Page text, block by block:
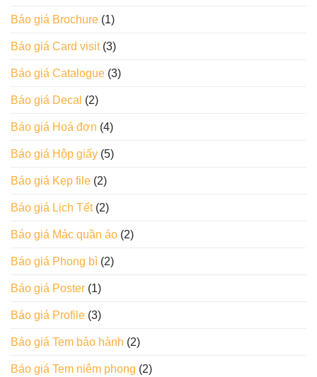
Báo giá Brochure (1)
Báo giá Card visit(3)
Báo giá Catalogue (3)
Báo giá Decal (2)
Báo giá Hoá đơn (4)
Báo giá Hộp giấy (5)
Báo giá Kẹp file (2)
Báo giá Lịch Tết(2)
Báo giá Mác quần áo (2)
Báo giá Phong bì (2)
Báo giá Poster (1)
Báo giá Profile (3)
Báo giá Tem bảo hành (2)
Báo giá Tem niêm phong (2)